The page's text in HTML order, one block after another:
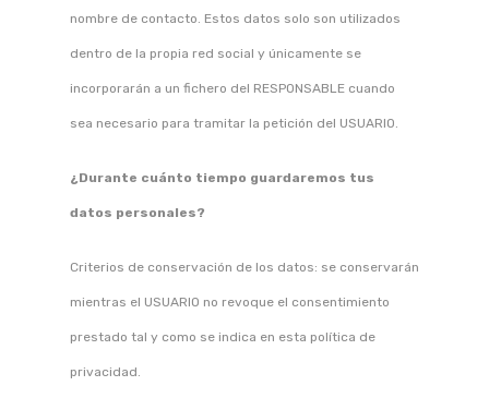
nombre de contacto. Estos datos solo son utilizados
dentro de la propia red social y únicamente se
incorporarán a un fichero del RESPONSABLE cuando
sea necesario para tramitar la petición del USUARIO.
¿Durante cuánto tiempo guardaremos tus
datos personales?
Criterios de conservación de los datos: se conservarán
mientras el USUARIO no revoque el consentimiento
prestado tal y como se indica en esta política de
privacidad.